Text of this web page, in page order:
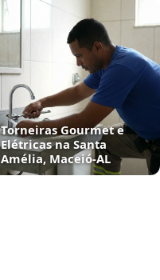
Torneiras Gourmet e
Elétricas na Santa
Amélia, Maceió‑AL